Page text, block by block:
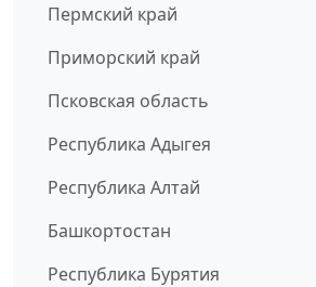
Пермский край
Приморский край
Псковская область
Республика Адыгея
Республика Алтай
Башкортостан
Республика Бурятия